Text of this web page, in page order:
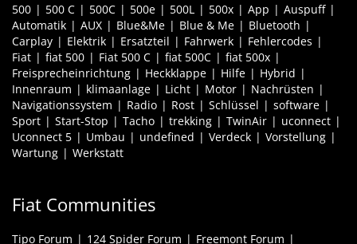
500 500 C 500C 500e 500L 500x App
Auspuff
Automatik
AUX Blue&Me Blue & Me
Bluetooth
Carplay
Elektrik Ersatzteil Fahrwerk
Fehlercodes
Fiat
fiat 500 Fiat 500 C fiat 500C
fiat 500x
Freisprecheinrichtung
Heckklappe Hilfe
Hybrid
Innenraum
klimaanlage Licht Motor
Nachrüsten
Navigationssystem
Radio Rost Schlüssel
software
Sport
Start-Stop Tacho trekking TwinAir
uconnect
Uconnect 5
Umbau undefined Verdeck
Vorstellung
Wartung
Werkstatt
Fiat Communities
Tipo Forum 124 Spider Forum Freemont Forum